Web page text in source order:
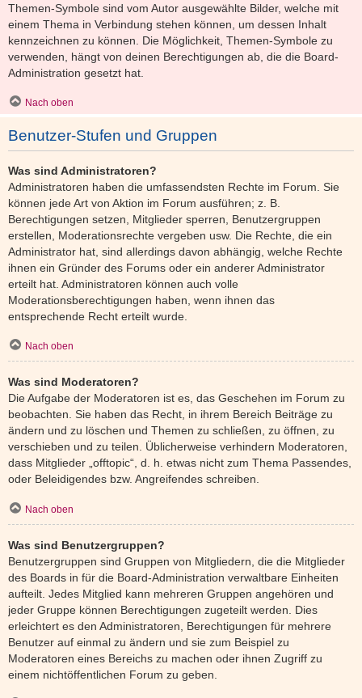
Themen-Symbole sind vom Autor ausgewählte Bilder, welche mit
einem Thema in Verbindung stehen können, um dessen Inhalt
kennzeichnen zu können. Die Möglichkeit, Themen-Symbole zu
verwenden, hängt von deinen Berechtigungen ab, die die Board-
Administration gesetzt hat.
Nach oben
Benutzer-Stufen und Gruppen
Was sind Administratoren?
Administratoren haben die umfassendsten Rechte im Forum. Sie
können jede Art von Aktion im Forum ausführen; z. B.
Berechtigungen setzen, Mitglieder sperren, Benutzergruppen
erstellen, Moderationsrechte vergeben usw. Die Rechte, die ein
Administrator hat, sind allerdings davon abhängig, welche Rechte
ihnen ein Gründer des Forums oder ein anderer Administrator
erteilt hat. Administratoren können auch volle
Moderationsberechtigungen haben, wenn ihnen das
entsprechende Recht erteilt wurde.
Nach oben
Was sind Moderatoren?
Die Aufgabe der Moderatoren ist es, das Geschehen im Forum zu
beobachten. Sie haben das Recht, in ihrem Bereich Beiträge zu
ändern und zu löschen und Themen zu schließen, zu öffnen, zu
verschieben und zu teilen. Üblicherweise verhindern Moderatoren,
dass Mitglieder „offtopic“, d. h. etwas nicht zum Thema Passendes,
oder Beleidigendes bzw. Angreifendes schreiben.
Nach oben
Was sind Benutzergruppen?
Benutzergruppen sind Gruppen von Mitgliedern, die die Mitglieder
des Boards in für die Board-Administration verwaltbare Einheiten
aufteilt. Jedes Mitglied kann mehreren Gruppen angehören und
jeder Gruppe können Berechtigungen zugeteilt werden. Dies
erleichtert es den Administratoren, Berechtigungen für mehrere
Benutzer auf einmal zu ändern und sie zum Beispiel zu
Moderatoren eines Bereichs zu machen oder ihnen Zugriff zu
einem nichtöffentlichen Forum zu geben.